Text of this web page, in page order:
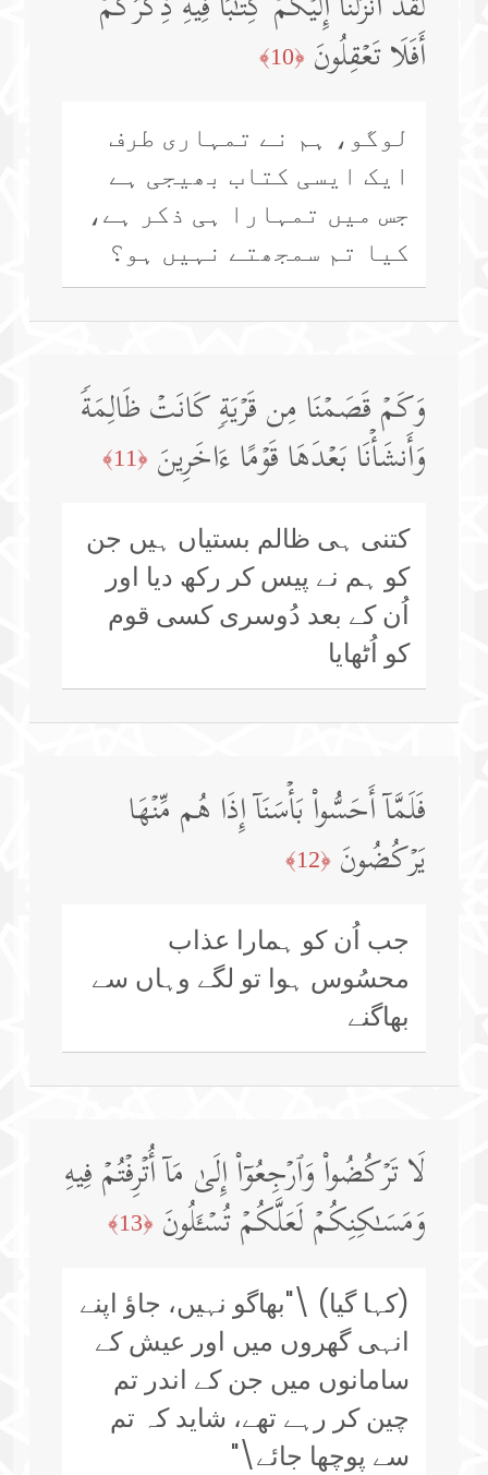
أَفَلَا تَعۡقِلُونَ ﴿10﴾
لوگو، ہم نے تمہاری طرف
ایک ایسی کتاب بھیجی ہے
جس میں تمہارا ہی ذکر ہے،
کیا تم سمجھتے نہیں ہو؟
وَكَمۡ قَصَمۡنَا مِن قَرۡیَةࣲ كَانَتۡ ظَالِمَةࣰ
وَأَنشَأۡنَا بَعۡدَهَا قَوۡمًا ءَاخَرِینَ ﴿11﴾
کتنی ہی ظالم بستیاں ہیں جن
کو ہم نے پیس کر رکھ دیا اور
اُن کے بعد دُوسری کسی قوم
کو اُٹھایا
فَلَمَّاۤ أَحَسُّوا۟ بَأۡسَنَاۤ إِذَا هُم مِّنۡهَا
یَرۡكُضُونَ ﴿12﴾
جب اُن کو ہمارا عذاب
محسُوس ہوا تو لگے وہاں سے
بھاگنے
لَا تَرۡكُضُوا۟ وَٱرۡجِعُوۤا۟ إِلَىٰ مَاۤ أُتۡرِفۡتُمۡ فِیهِ
وَمَسَـٰكِنِكُمۡ لَعَلَّكُمۡ تُسۡـَٔلُونَ ﴿13﴾
(کہا گیا) \"بھاگو نہیں، جاؤ اپنے
انہی گھروں میں اور عیش کے
سامانوں میں جن کے اندر تم
چین کر رہے تھے، شاید کہ تم
سے پوچھا جائے\"